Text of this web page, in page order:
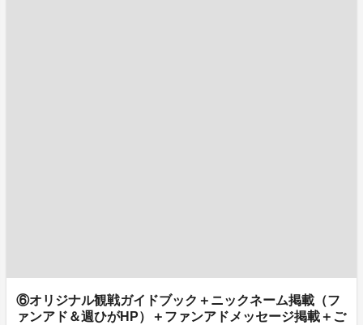
⑥オリジナル観戦ガイドブック＋ニックネーム掲載（フ
ァンアド＆週ひがHP）＋ファンアドメッセージ掲載＋ご